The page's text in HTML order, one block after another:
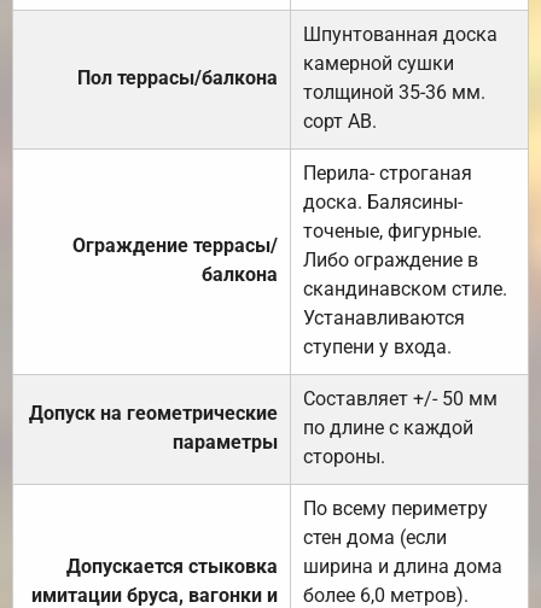
Пол террасы/балкона
Шпунтованная доска
камерной сушки
толщиной 35-36 мм.
сорт АВ.
Ограждение террасы/
балкона
Перила- строганая
доска. Балясины-
точеные, фигурные.
Либо ограждение в
скандинавском стиле.
Устанавливаются
ступени у входа.
Допуск на геометрические
параметры
Составляет +/- 50 мм
по длине с каждой
стороны.
Допускается стыковка
имитации бруса, вагонки и
По всему периметру
стен дома (если
ширина и длина дома
более 6,0 метров).